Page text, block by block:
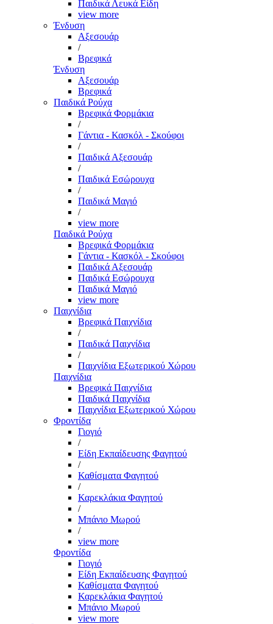
Παιδικά Λευκά Είδη
view more
Ένδυση
Αξεσουάρ
/
Βρεφικά
Ένδυση
Αξεσουάρ
Βρεφικά
Παιδικά Ρούχα
Βρεφικά Φορμάκια
/
Γάντια - Κασκόλ - Σκούφοι
/
Παιδικά Αξεσουάρ
/
Παιδικά Εσώρουχα
/
Παιδικά Μαγιό
/
view more
Παιδικά Ρούχα
Βρεφικά Φορμάκια
Γάντια - Κασκόλ - Σκούφοι
Παιδικά Αξεσουάρ
Παιδικά Εσώρουχα
Παιδικά Μαγιό
view more
Παιχνίδια
Βρεφικά Παιχνίδια
/
Παιδικά Παιχνίδια
/
Παιχνίδια Εξωτερικού Χώρου
Παιχνίδια
Βρεφικά Παιχνίδια
Παιδικά Παιχνίδια
Παιχνίδια Εξωτερικού Χώρου
Φροντίδα
Γιογιό
/
Είδη Εκπαίδευσης Φαγητού
/
Καθίσματα Φαγητού
/
Καρεκλάκια Φαγητού
/
Μπάνιο Μωρού
/
view more
Φροντίδα
Γιογιό
Είδη Εκπαίδευσης Φαγητού
Καθίσματα Φαγητού
Καρεκλάκια Φαγητού
Μπάνιο Μωρού
view more